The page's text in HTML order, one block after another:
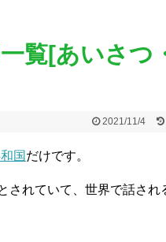
覧[あいさつ
2021/11/4
国 だけです。
されていて、世界で話され